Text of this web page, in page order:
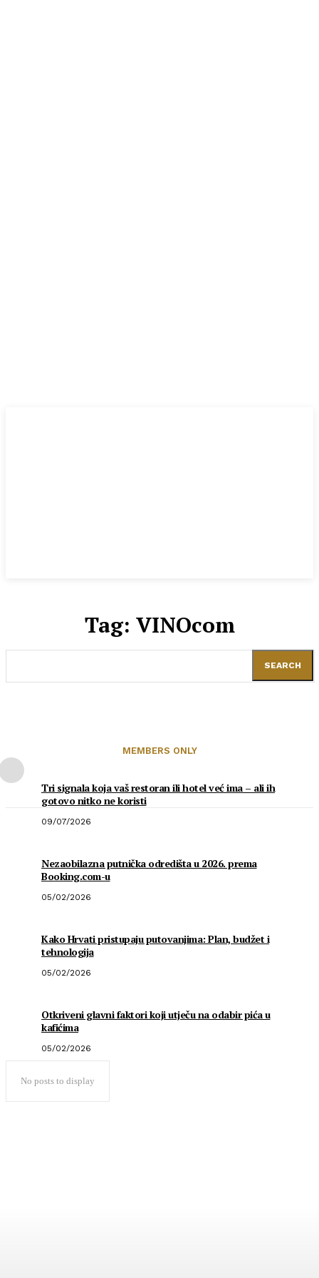
Tag: VINOcom
SEARCH
MEMBERS ONLY
Tri signala koja vaš restoran ili hotel već ima – ali ih
gotovo nitko ne koristi
09/07/2026
Nezaobilazna putnička odredišta u 2026. prema
Booking.com-u
05/02/2026
Kako Hrvati pristupaju putovanjima: Plan, budžet i
tehnologija
05/02/2026
Otkriveni glavni faktori koji utječu na odabir pića u
kafićima
05/02/2026
No posts to display